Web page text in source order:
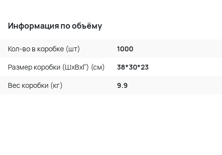
Информация по объёму
Кол-во в коробке (шт)
1000
Размер коробки (ШхВхГ) (см)
38*30*23
Вес коробки (кг)
9.9